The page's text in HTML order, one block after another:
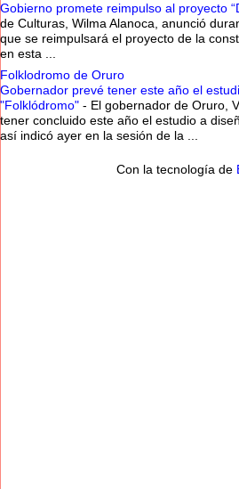
Gobierno promete reimpulso al proyecto
de Culturas, Wilma Alanoca, anunció
que se reimpulsará el proyecto de la
en esta ...
Folklodromo de Oruro
Gobernador prevé tener este año el
"Folklódromo" - El gobernador de Oruro,
tener concluido este año el estudio a
así indicó ayer en la sesión de la ...
Con la tecnología de